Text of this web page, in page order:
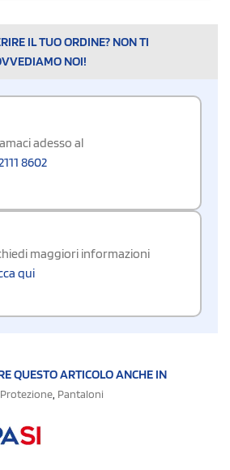
IL TUO ORDINE? NON TI
NOI!
adesso al
8602
maggiori informazioni
qui
QUESTO ARTICOLO ANCHE IN
, Pantaloni